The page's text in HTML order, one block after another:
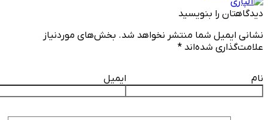
دیدگاهتان را بنویسید
نشانی ایمیل شما منتشر نخواهد شد. بخش‌های موردنیاز
علامت‌گذاری شده‌اند *
نام ایمیل